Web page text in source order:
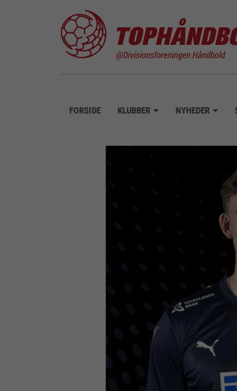
FORSIDE KLUBBER NYHEDER